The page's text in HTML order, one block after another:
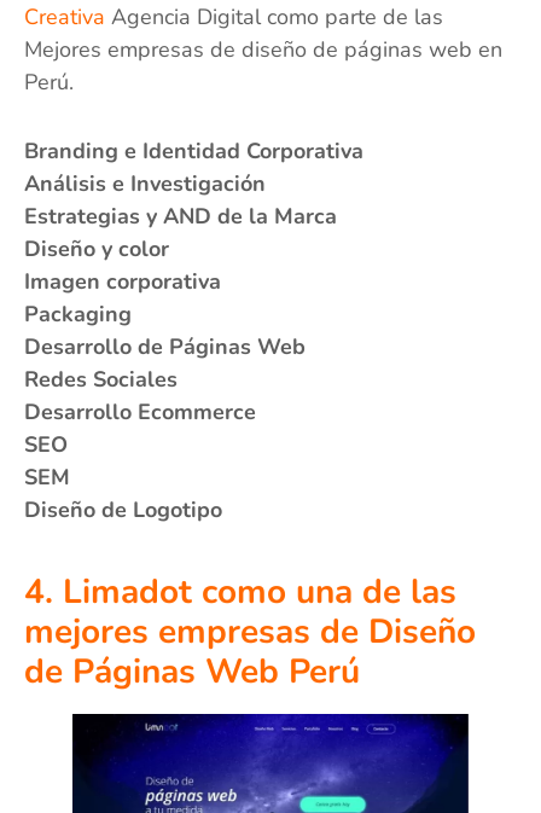
Creativa Agencia Digital como parte de las
Mejores empresas de diseño de páginas web en
Perú.
Branding e Identidad Corporativa
Análisis e Investigación
Estrategias y AND de la Marca
Diseño y color
Imagen corporativa
Packaging
Desarrollo de Páginas Web
Redes Sociales
Desarrollo Ecommerce
SEO
SEM
Diseño de Logotipo
4. Limadot como una de las
mejores empresas de Diseño
de Páginas Web Perú